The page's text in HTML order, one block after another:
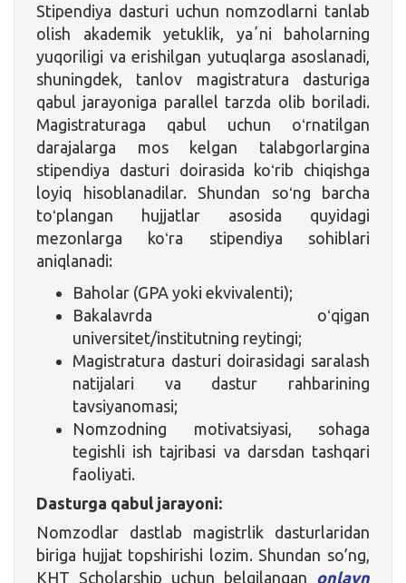
Stipendiya dasturi uchun nomzodlarni tanlab
olish akademik yetuklik, yaʼni baholarning
yuqoriligi va erishilgan yutuqlarga asoslanadi,
shuningdek, tanlov magistratura dasturiga
qabul jarayoniga parallel tarzda olib boriladi.
Magistraturaga qabul uchun oʻrnatilgan
darajalarga mos kelgan talabgorlargina
stipendiya dasturi doirasida koʻrib chiqishga
loyiq hisoblanadilar. Shundan soʻng barcha
toʻplangan hujjatlar asosida quyidagi
mezonlarga koʻra stipendiya sohiblari
aniqlanadi:
Baholar (GPA yoki ekvivalenti);
Bakalavrda oʻqigan
universitet/institutning reytingi;
Magistratura dasturi doirasidagi saralash
natijalari va dastur rahbarining
tavsiyanomasi;
Nomzodning motivatsiyasi, sohaga
tegishli ish tajribasi va darsdan tashqari
faoliyati.
Dasturga qabul jarayoni:
Nomzodlar dastlab magistrlik dasturlaridan
biriga hujjat topshirishi lozim. Shundan so’ng,
KHT Scholarship uchun belgilangan onlayn